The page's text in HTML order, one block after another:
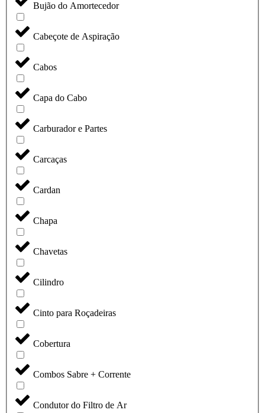
Bujão do Amortecedor
Cabeçote de Aspiração
Cabos
Capa do Cabo
Carburador e Partes
Carcaças
Cardan
Chapa
Chavetas
Cilindro
Cinto para Roçadeiras
Cobertura
Combos Sabre + Corrente
Condutor do Filtro de Ar